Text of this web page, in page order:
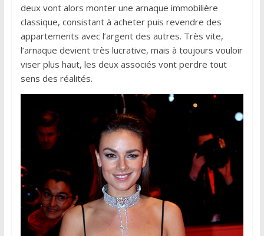
deux vont alors monter une arnaque immobilière
classique, consistant à acheter puis revendre des
appartements avec l’argent des autres. Très vite,
l’arnaque devient très lucrative, mais à toujours vouloir
viser plus haut, les deux associés vont perdre tout
sens des réalités.